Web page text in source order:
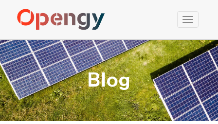
contenido
Blog